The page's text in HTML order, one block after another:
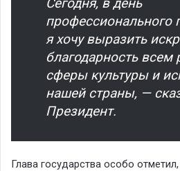
профессионального
я хочу выразить
благодарность всем
сферы культуры и
нашей страны, —
Президент.
Глава государства особо